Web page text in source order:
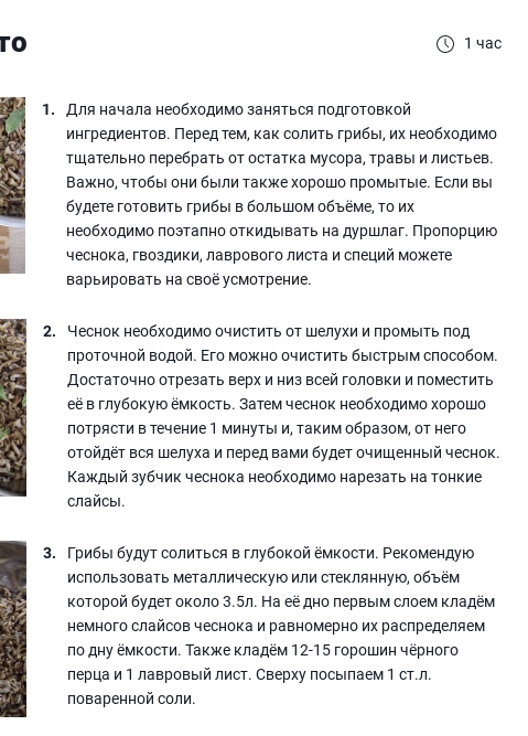
1 час
Для начала необходимо заняться подготовкой
ингредиентов. Перед тем, как солить грибы, их необходимо
тщательно перебрать от остатка мусора, травы и листьев.
Важно, чтобы они были также хорошо промытые. Если вы
будете готовить грибы в большом объёме, то их
необходимо поэтапно откидывать на дуршлаг. Пропорцию
чеснока, гвоздики, лаврового листа и специй можете
варьировать на своё усмотрение.
Чеснок необходимо очистить от шелухи и промыть под
проточной водой. Его можно очистить быстрым способом.
Достаточно отрезать верх и низ всей головки и поместить
её в глубокую ёмкость. Затем чеснок необходимо хорошо
потрясти в течение 1 минуты и, таким образом, от него
отойдёт вся шелуха и перед вами будет очищенный чеснок.
Каждый зубчик чеснока необходимо нарезать на тонкие
слайсы.
Грибы будут солиться в глубокой ёмкости. Рекомендую
использовать металлическую или стеклянную, объём
которой будет около 3.5л. На её дно первым слоем кладём
немного слайсов чеснока и равномерно их распределяем
по дну ёмкости. Также кладём 12-15 горошин чёрного
перца и 1 лавровый лист. Сверху посыпаем 1 ст.л.
поваренной соли.